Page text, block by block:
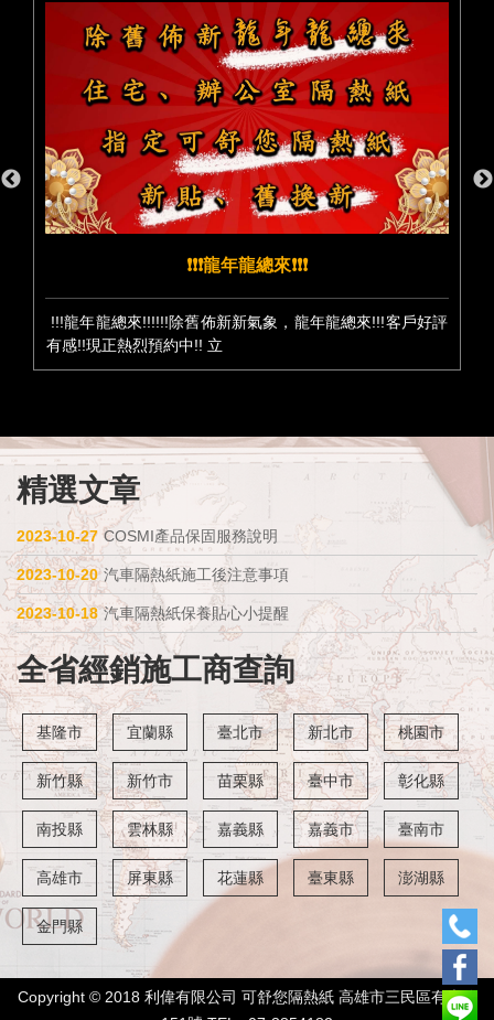
❗️❗️❗️龍年龍總來❗️❗️❗️
!!!龍年龍總來!!!!!!除舊佈新新氣象，龍年龍總來!!!客戶好評
有感!!現正熱烈預約中!! 立
精選文章
2023-10-27 COSMI產品保固服務說明
2023-10-20 汽車隔熱紙施工後注意事項
2023-10-18 汽車隔熱紙保養貼心小提醒
全省經銷施工商查詢
基隆市 宜蘭縣 臺北市 新北市 桃園市
新竹縣 新竹市 苗栗縣 臺中市 彰化縣
南投縣 雲林縣 嘉義縣 嘉義市 臺南市
高雄市 屏東縣 花蓮縣 臺東縣 澎湖縣
金門縣
Copyright © 2018 利偉有限公司 可舒您隔熱紙 高雄市三民區有光路